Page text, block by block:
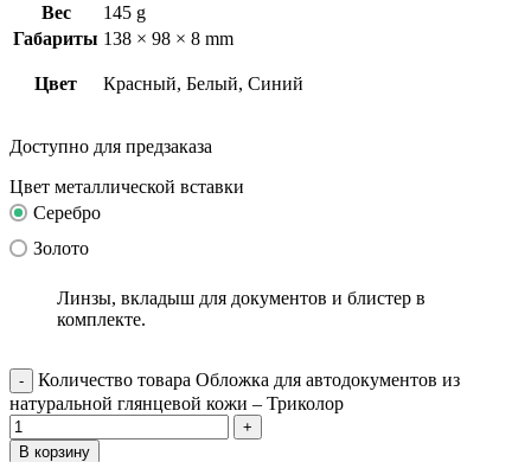
Вес
145 g
Габариты 138 × 98 × 8 mm
Цвет Красный, Белый, Синий
Доступно для предзаказа
Цвет металлической вставки
Серебро
Золото
Линзы, вкладыш для документов и блистер в
комплекте.
Количество товара Обложка для автодокументов из
натуральной глянцевой кожи – Триколор
В корзину